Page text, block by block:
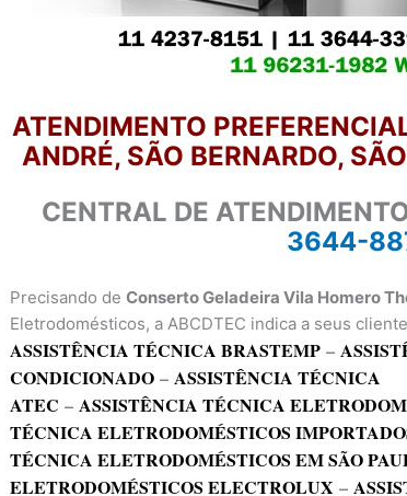
ATENDIMENTO
ANDRÉ, SÃO BERNARDO,
CENTRAL DE
3644-
Precisando deConserto Geladeira Vila Homero
Eletrodomésticos, a ABCDTEC indica a seus
ASSISTÊNCIA TÉCNICA BRASTEMP –
CONDICIONADO –ASSISTÊNCIA TÉCNICA
ATEC –ASSISTÊNCIA TÉCNICA
TÉCNICA ELETRODOMÉSTICOS
TÉCNICA ELETRODOMÉSTICOS EM SÃO
ELETRODOMÉSTICOS ELECTROLUX –